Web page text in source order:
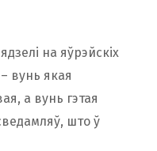
на яўрэйскіх
вунь якая
а вунь гэтая
што ў